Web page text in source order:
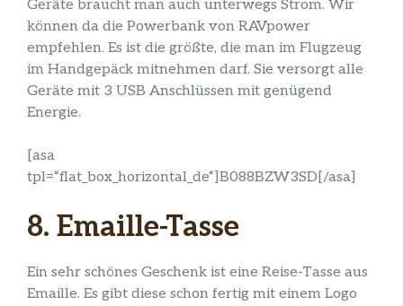
Geräte braucht man auch unterwegs Strom. Wir
können da die Powerbank von RAVpower
empfehlen. Es ist die größte, die man im Flugzeug
im Handgepäck mitnehmen darf. Sie versorgt alle
Geräte mit 3 USB Anschlüssen mit genügend
Energie.
[asa
tpl=“flat_box_horizontal_de“]B088BZW3SD[/asa]
8. Emaille-Tasse
Ein sehr schönes Geschenk ist eine Reise-Tasse aus
Emaille. Es gibt diese schon fertig mit einem Logo